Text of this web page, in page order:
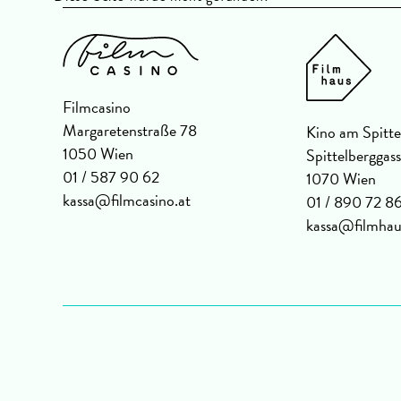
Filmcasino
Margaretenstraße 78
1050 Wien
01 / 587 90 62
kassa@filmcasino.at
Kino am
1070 Wien
01 / 890 72